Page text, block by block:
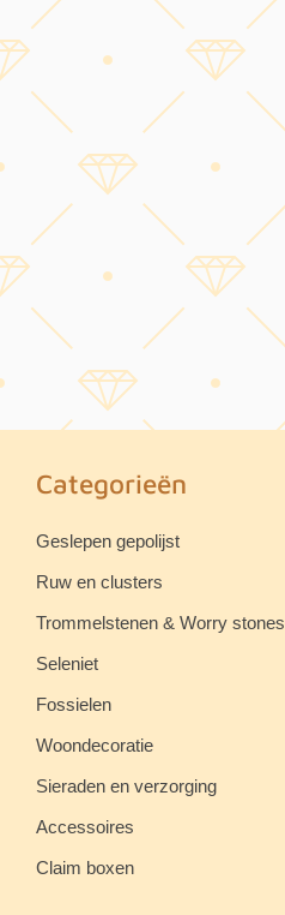
Categorieën
Geslepen gepolijst
Ruw en clusters
Trommelstenen & Worry stones
Seleniet
Fossielen
Woondecoratie
Sieraden en verzorging
Accessoires
Claim boxen